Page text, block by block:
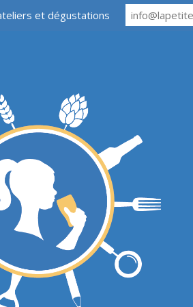
et dégustations